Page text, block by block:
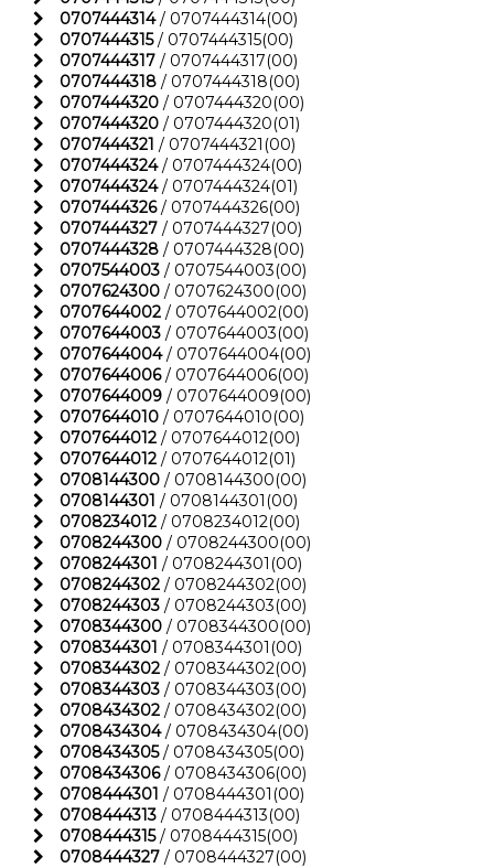
0707444314/ 0707444314(00)
0707444315/ 0707444315(00)
0707444317 / 0707444317(00)
0707444318 / 0707444318(00)
0707444320 / 0707444320(00)
0707444320 / 0707444320(01)
0707444321 / 0707444321(00)
0707444324/ 0707444324(00)
0707444324/ 0707444324(01)
0707444326/ 0707444326(00)
0707444327 / 0707444327(00)
0707444328 / 0707444328(00)
0707544003 / 0707544003(00)
0707624300 / 0707624300(00)
0707644002 / 0707644002(00)
0707644003 / 0707644003(00)
0707644004/ 0707644004(00)
0707644006/ 0707644006(00)
0707644009 / 0707644009(00)
0707644010 / 0707644010(00)
0707644012 / 0707644012(00)
0707644012 / 0707644012(01)
0708144300 / 0708144300(00)
0708144301 / 0708144301(00)
0708234012 / 0708234012(00)
0708244300 / 0708244300(00)
0708244301 / 0708244301(00)
0708244302 / 0708244302(00)
0708244303 / 0708244303(00)
0708344300 / 0708344300(00)
0708344301 / 0708344301(00)
0708344302 / 0708344302(00)
0708344303 / 0708344303(00)
0708434302 / 0708434302(00)
0708434304/ 0708434304(00)
0708434305/ 0708434305(00)
0708434306/ 0708434306(00)
0708444301 / 0708444301(00)
0708444313 / 0708444313(00)
0708444315/ 0708444315(00)
0708444327 / 0708444327(00)